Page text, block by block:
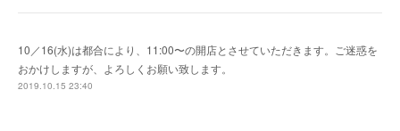
10／16(水)は都合により、11:00〜の開店とさせていただきます。ご迷惑を
おかけしますが、よろしくお願い致します。
2019.10.15 23:40